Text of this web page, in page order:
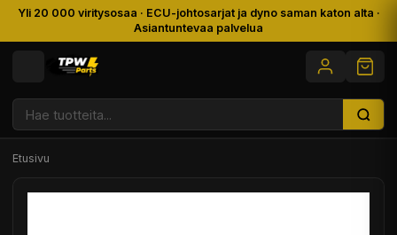
Yli 20 000 viritysosaa · ECU-johtosarjat ja dyno saman katon alta ·
Asiantuntevaa palvelua
Etusivu